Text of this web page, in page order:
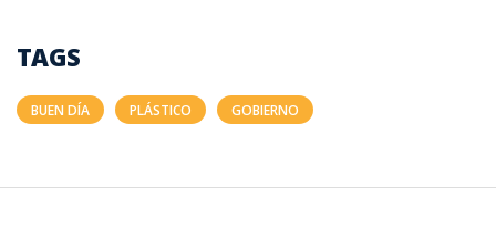
TAGS
BUEN DÍA PLÁSTICO GOBIERNO